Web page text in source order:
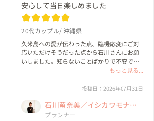
安心して当日楽しめました
20代カップル 沖縄県
久米島への愛が伝わった点、臨機応変にご対
応いただけそうだった点から石川さんにお願
いしました。知らないことばかりで不安でし
たが、丁寧に回答してくださり安心して当日
すが、なんとかお天気にも恵まれて素敵な思
もっと見る...
投稿日：2026年07月31日
石川萌奈美／イシカワモナ
ミ Kume La Chic クメラシッ
プランナー